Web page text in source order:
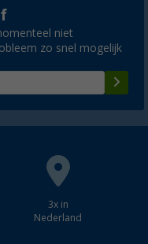
niet
zo snel mogelijk
3x in
Nederland